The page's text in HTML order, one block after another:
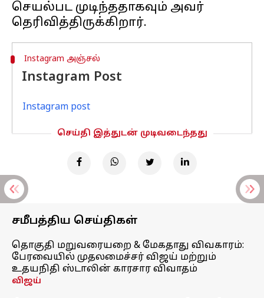
செயல்பட முடிந்ததாகவும் அவர்
Instagram அஞ்சல்
Instagram Post
Instagram post
செய்தி இத்துடன் முடிவடைந்தது
சமீபத்திய செய்திகள்
தொகுதி மறுவரையறை & மேகதாது விவகாரம்:
பேரவையில் முதலமைச்சர் விஜய் மற்றும்
உதயநிதி ஸ்டாலின் காரசார விவாதம்
விஜய்